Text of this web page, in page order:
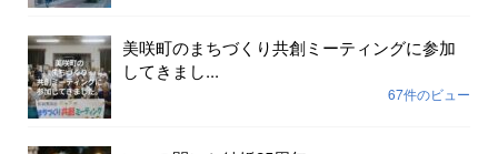
美咲町のまちづくり共創ミーティングに参加
してきまし...
67件のビュー